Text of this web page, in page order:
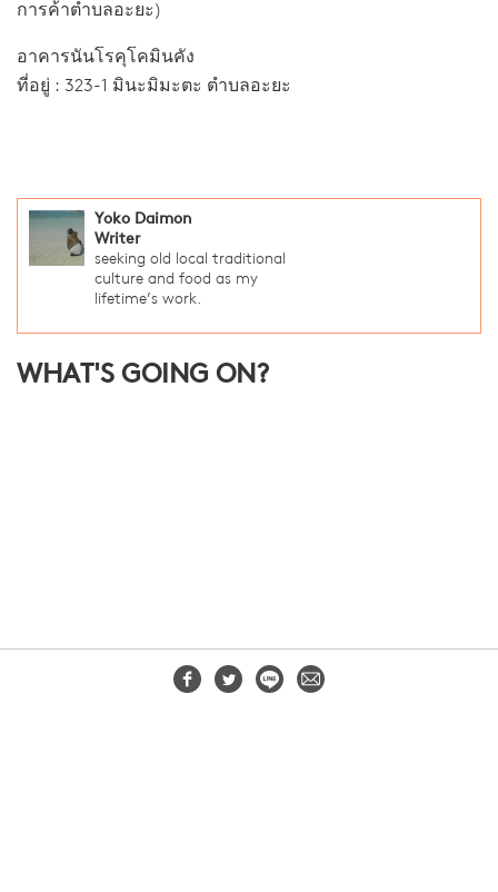
การค้าตำบลอะยะ)
อาคารนันโรคุโคมินคัง
ที่อยู่ : 323-1 มินะมิมะตะ ตำบลอะยะ
Yoko Daimon
Writer
seeking old local traditional
culture and food as my
lifetime’s work.
WHAT'S GOING ON?